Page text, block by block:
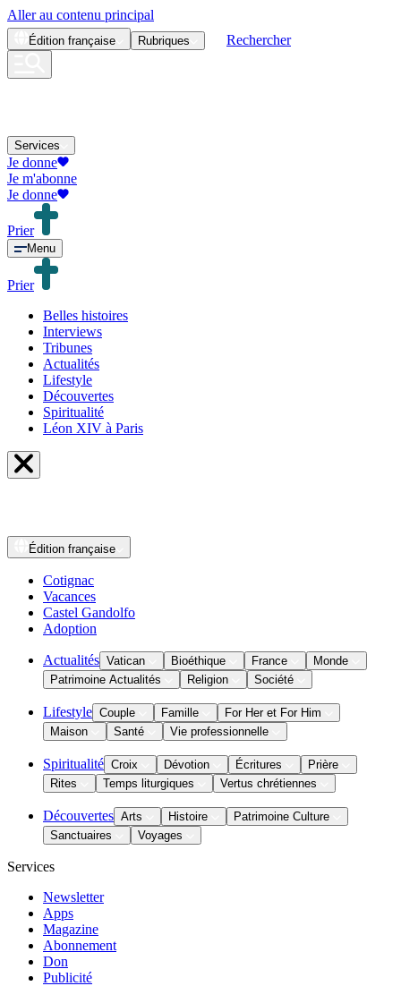
Aller au contenu principal
Édition française Rubriques Rechercher
Services
Je donne
Je m'abonne
Je donne
Prier
Menu
Prier
Belles histoires
Interviews
Tribunes
Actualités
Lifestyle
Découvertes
Spiritualité
Léon XIV à Paris
Édition française
Cotignac
Vacances
Castel Gandolfo
Adoption
Actualités Vatican Bioéthique France
Monde
Patrimoine Actualités
Religion Société
Lifestyle Couple Famille
For Her et For Him
Maison
Santé Vie professionnelle
Spiritualité Croix Dévotion Écritures
Prière
Rites
Temps liturgiques Vertus chrétiennes
Découvertes Arts Histoire
Patrimoine Culture
Sanctuaires
Voyages
Services
Newsletter
Apps
Magazine
Abonnement
Don
Publicité